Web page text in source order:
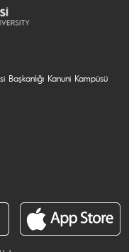
Kanuni Kampüsü